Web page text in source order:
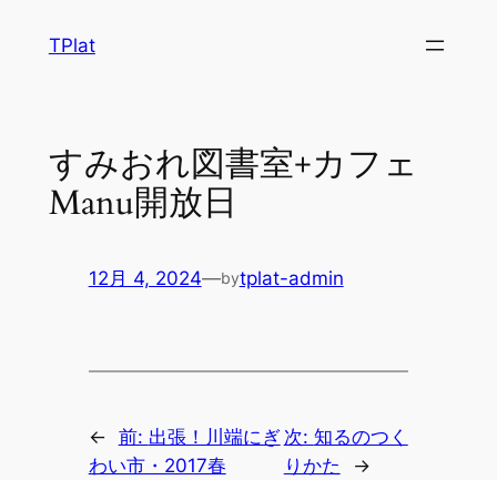
TPlat
すみおれ図書室+カフェ
Manu開放日
12月 4, 2024—bytplat-admin
← 前: 出張！川端にぎ
わい市・2017春
次: 知るのつく
りかた
→